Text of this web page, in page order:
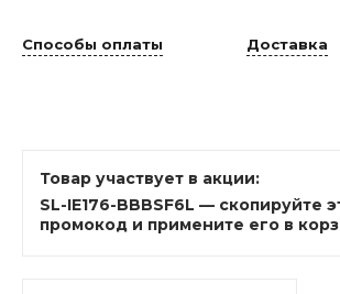
Способы оплаты Доставка
Товар участвует в акции:
SL-IE176-BBBSF6L — скопируйте
промокод и примените его в